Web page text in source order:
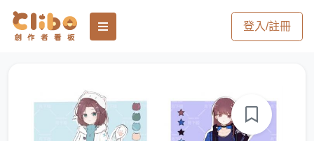
登入/註冊